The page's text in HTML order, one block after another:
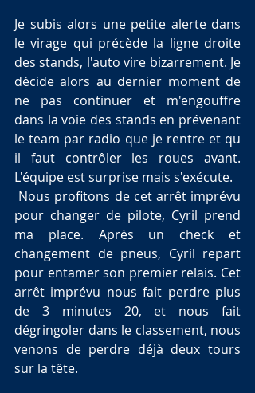
Je subis alors une petite alerte dans
le virage qui précède la ligne droite
des stands, l'auto vire bizarrement. Je
décide alors au dernier moment de
ne pas continuer et m'engouffre
dans la voie des stands en prévenant
le team par radio que je rentre et qu
il faut contrôler les roues avant.
L'équipe est surprise mais s'exécute.
pour changer de pilote, Cyril prend
ma place. Après un check et
changement de pneus, Cyril repart
pour entamer son premier relais. Cet
arrêt imprévu nous fait perdre plus
de 3 minutes 20, et nous fait
dégringoler dans le classement, nous
venons de perdre déjà deux tours
sur la tête.